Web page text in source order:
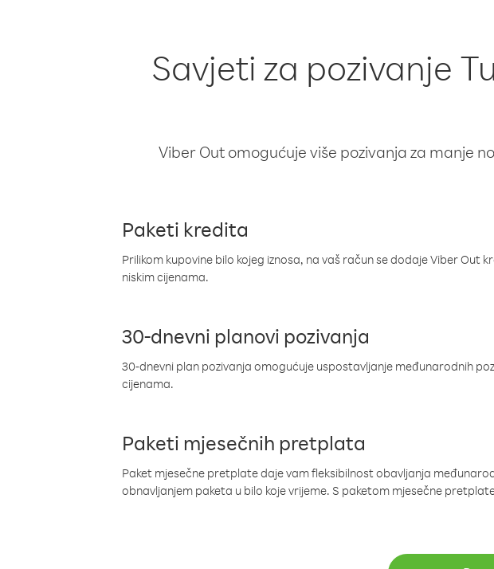
Savjeti za pozivanje
Viber Out omogućuje više pozivanja za manje
Paketi kredita
Prilikom kupovine bilo kojeg iznosa, na vaš račun se dodaje Viber
niskim cijenama.
30-dnevni planovi pozivanja
30-dnevni plan pozivanja omogućuje uspostavljanje međunarodnih
cijenama.
Paketi mjesečnih pretplata
Paket mjesečne pretplate daje vam fleksibilnost obavljanja
obnavljanjem paketa u bilo koje vrijeme. S paketom mjesečne